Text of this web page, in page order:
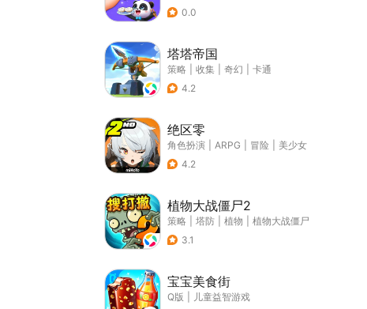
0.0
塔塔帝国
策略 收集 奇幻
卡通
4.2
绝区零
角色扮演 ARPG 冒险
美少女
4.2
植物大战僵尸2
策略 塔防 植物
植物大战僵尸
3.1
宝宝美食街
Q版
儿童益智游戏